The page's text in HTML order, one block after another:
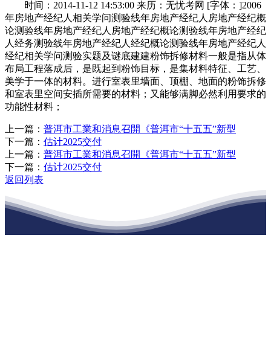
时间：2014-11-12 14:53:00 来历：无忧考网 [字体：]2006
年房地产经纪人相关学问测验线年房地产经纪人房地产经纪概
论测验线年房地产经纪人房地产经纪概论测验线年房地产经纪
人经务测验线年房地产经纪人经纪概论测验线年房地产经纪人
经纪相关学问测验实题及谜底建建粉饰拆修材料一般是指从体
布局工程落成后，是既起到粉饰目标，是集材料特征、工艺、
美学于一体的材料。进行室表里墙面、顶棚、地面的粉饰拆修
和室表里空间安插所需要的材料；又能够满脚必然利用要求的
功能性材料；
上一篇： 普洱市工業和消息召開《普洱市“十五五”新型
下一篇： 估计2025交付
上一篇： 普洱市工業和消息召開《普洱市“十五五”新型
下一篇： 估计2025交付
返回列表